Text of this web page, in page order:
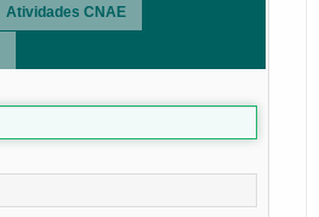
Atividades CNAE